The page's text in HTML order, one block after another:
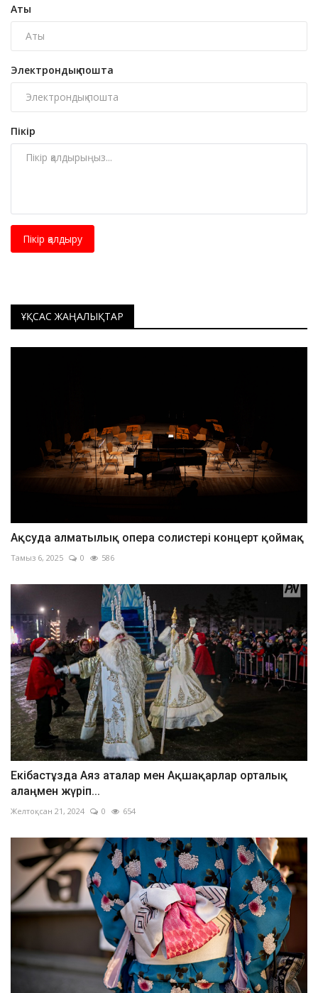
Аты
Электрондық пошта
Пікір
Пікір қалдыру
ҰҚСАС ЖАҢАЛЫҚТАР
Ақсуда алматылық опера солистері концерт қоймақ
Тамыз 6, 2025 0 586
Екібастұзда Аяз аталар мен Ақшақарлар орталық
алаңмен жүріп...
Желтоқсан 21, 2024 0 654